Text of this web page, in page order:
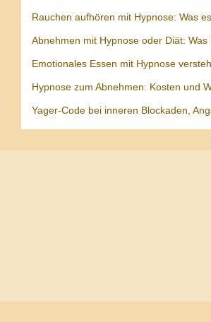
Rauchen aufhören mit Hypnose: Was
Abnehmen mit Hypnose oder Diät: Was
Emotionales Essen mit Hypnose
Hypnose zum Abnehmen: Kosten und
Yager-Code bei inneren Blockaden,